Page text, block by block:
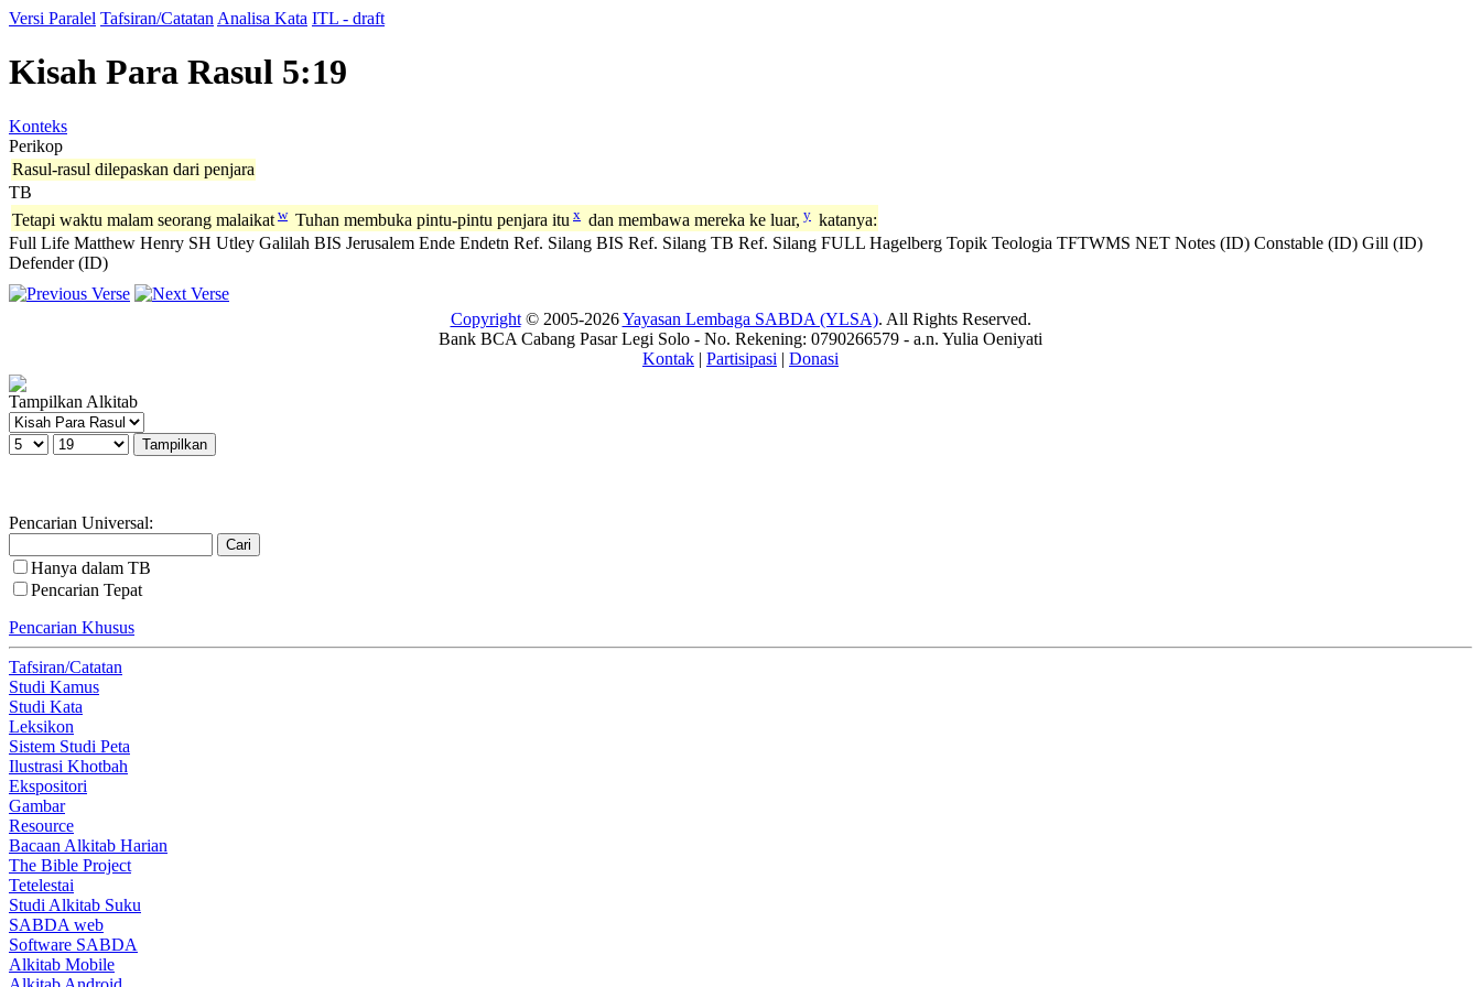
Versi Paralel Tafsiran/Catatan Analisa Kata ITL - draft
Kisah Para Rasul 5:19
Konteks
Perikop
Rasul-rasul dilepaskan dari penjara
TB
Tetapi waktu malam seorang malaikat w Tuhan membuka pintu-pintu penjara itu x dan membawa mereka ke luar, y katanya:
Full Life Matthew Henry SH Utley Galilah BIS Jerusalem Ende Endetn Ref. Silang BIS Ref. Silang TB Ref. Silang FULL Hagelberg Topik Teologia TFTWMS NET Notes (ID) Constable (ID) Gill (ID)
Defender (ID)
Copyright© 2005-2026Yayasan Lembaga SABDA (YLSA). All Rights Reserved.
Bank BCA Cabang Pasar Legi Solo - No. Rekening: 0790266579 - a.n. Yulia Oeniyati
Kontak | Partisipasi | Donasi
Tampilkan Alkitab
Pencarian Universal:
Hanya dalam TB
Pencarian Tepat
Pencarian Khusus
Tafsiran/Catatan
Studi Kamus
Studi Kata
Leksikon
Sistem Studi Peta
Ilustrasi Khotbah
Ekspositori
Gambar
Resource
Bacaan Alkitab Harian
The Bible Project
Tetelestai
Studi Alkitab Suku
SABDA web
Software SABDA
Alkitab Mobile